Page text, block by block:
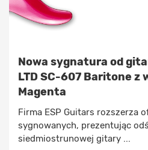
Nowa sygnatura od
LTD SC-607 Baritone z
Magenta
Firma ESP Guitars rozszerza
sygnowanych, prezentując
siedmiostrunowej gitary ...